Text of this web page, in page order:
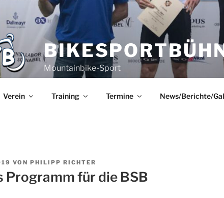
Mountainbike-Sport
Verein Training Termine News/Berichte/
VON PHILIPP RICHTER
Programm für die BSB